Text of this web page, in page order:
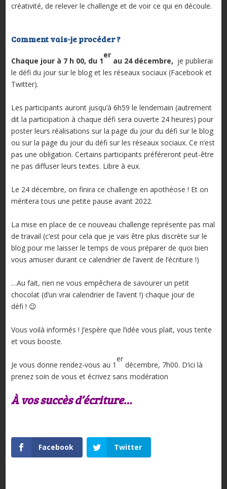
créativité, de relever le challenge et de voir ce qui en découle.
Comment vais-je procéder?
Chaque jour à 7 h 00, du 1
er
au 24 décembre, je publierai
le défi du jour sur le blog et les réseaux sociaux (Facebook et
Twitter).
Les participants auront jusqu’à 6h59 le lendemain (autrement
dit la participation à chaque défi sera ouverte 24 heures) pour
poster leurs réalisations sur la page du jour du défi sur le blog
ou sur la page du jour du défi sur les réseaux sociaux. Ce n’est
pas une obligation. Certains participants préféreront peut-être
ne pas diffuser leurs textes. Libre à eux.
Le 24 décembre, on finira ce challenge en apothéose ! Et on
méritera tous une petite pause avant 2022.
La mise en place de ce nouveau challenge représente pas mal
de travail (c’est pour cela que je vais être plus discrète sur le
blog pour me laisser le temps de vous préparer de quoi bien
vous amuser durant ce calendrier de l’avent de l’écriture !)
…Au fait, rien ne vous empêchera de savourer un petit
chocolat (d’un vrai calendrier de l’avent !) chaque jour de
défi ! 😉
Vous voilà informés ! J’espère que l’idée vous plait, vous tente
et vous booste.
Je vous donne rendez-vous au 1
er
décembre, 7h00. D’ici là
prenez soin de vous et écrivez sans modération
À vos succès d’écriture…
Facebook Twitter